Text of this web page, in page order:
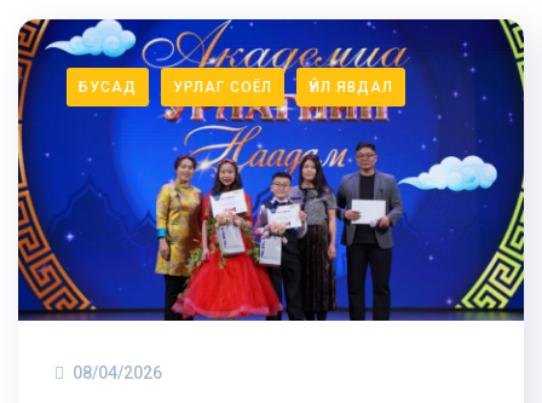
БУСАД УРЛАГ СОЁЛ ҮЙЛ ЯВДАЛ
08/04/2026